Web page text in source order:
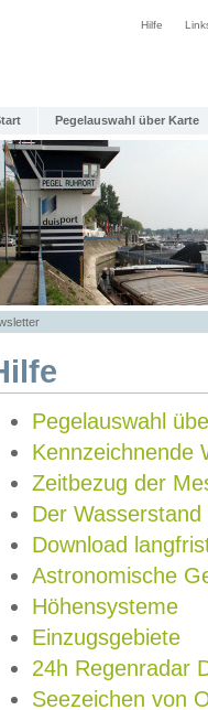
Hilfe
Pegelauswahl über Karte
Pegelauswahl
Kennzeichnende
Zeitbezug der
Der Wasserstand
Download
Astronomische
Höhensysteme
Einzugsgebiete
24h Regenradar
Seezeichen von